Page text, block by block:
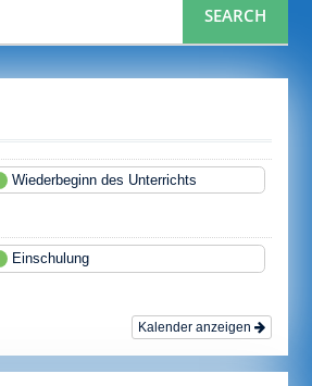
SEARCH
Wiederbeginn des Unterrichts
Einschulung
Kalender anzeigen